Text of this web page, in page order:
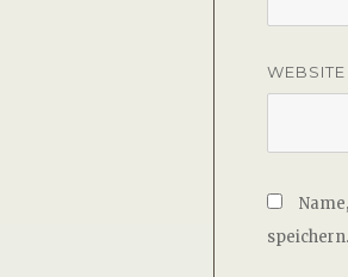
WEBSITE
speichern.